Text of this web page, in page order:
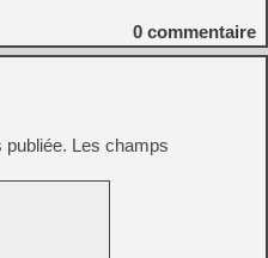
0 commentaire
publiée. Les champs